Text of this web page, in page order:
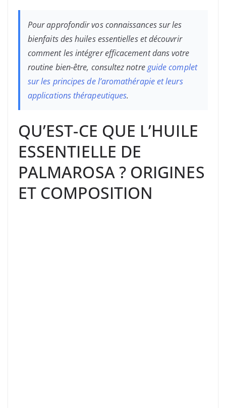
Pour approfondir vos connaissances sur les
bienfaits des huiles essentielles et découvrir
comment les intégrer efficacement dans votre
routine bien-être, consultez notreguide complet
sur les principes de l’aromathérapie et leurs
applications thérapeutiques.
QU’EST-CE QUE L’HUILE
ESSENTIELLE DE
PALMAROSA ? ORIGINES
ET COMPOSITION